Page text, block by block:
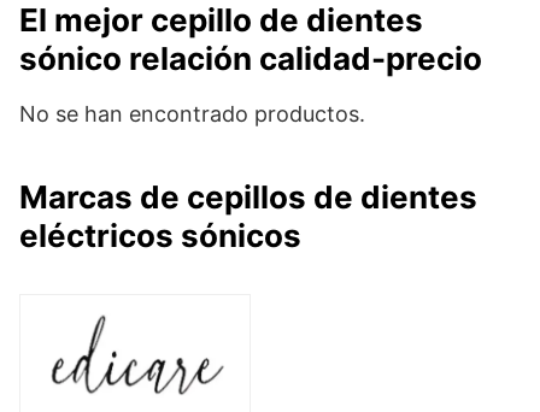
El mejor cepillo de dientes
sónico relación calidad-precio
No se han encontrado productos.
Marcas de cepillos de dientes
eléctricos sónicos